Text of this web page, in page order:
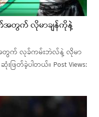
အတွက် လိုမာချန်ကိုနဲ့
တွက် လုခ်ကမ်းဘဲလ်နဲ့ လိုမာ
ြတ်ခဲ့ပါတယ်။ Post Views: